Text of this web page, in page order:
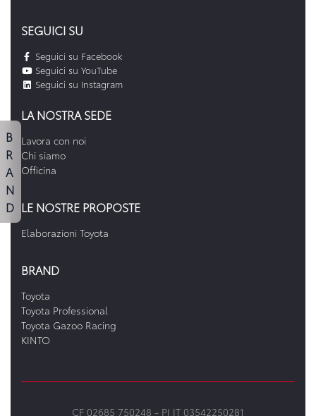
SEGUICI SU
Seguici su Facebook
Seguici su YouTube
Seguici su Instagram
LA NOSTRA SEDE
Lavora con noi
Chi siamo
Officina
LE NOSTRE PROPOSTE
Elaborazioni Toyota
BRAND
Toyota
Toyota Professional
Toyota Gazoo Racing
KINTO
CF 02685 750248 - PI IT 03542250281
B
R
A
N
D